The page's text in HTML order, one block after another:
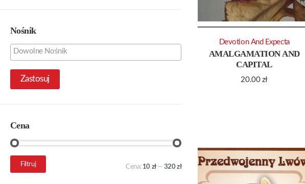
AMALGAMATION AND
CAPITAL
20.00 zł
Devotion And Expecta
Nośnik
Zastosuj
Cena
Cena
min.
Cena
maks.
Filtruj Cena: 10 zł— 320 zł